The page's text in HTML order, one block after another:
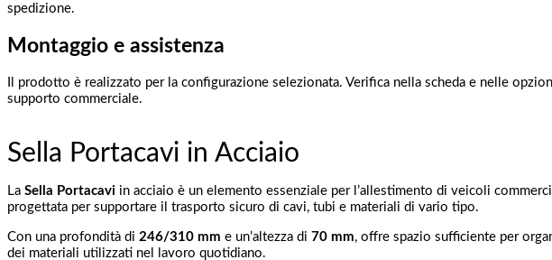
spedizione.
Montaggio e assistenza
Il prodotto è realizzato per la configurazione selezionata. Verifica nella scheda e nelle
supporto commerciale.
Sella Portacavi in Acciaio
La Sella Portacavi in acciaio è un elemento essenziale per l’allestimento di veicoli
progettata per supportare il trasporto sicuro di cavi, tubi e materiali di vario tipo.
Con una profondità di 246/310 mm e un’altezza di 70 mm, offre spazio sufficiente per
dei materiali utilizzati nel lavoro quotidiano.